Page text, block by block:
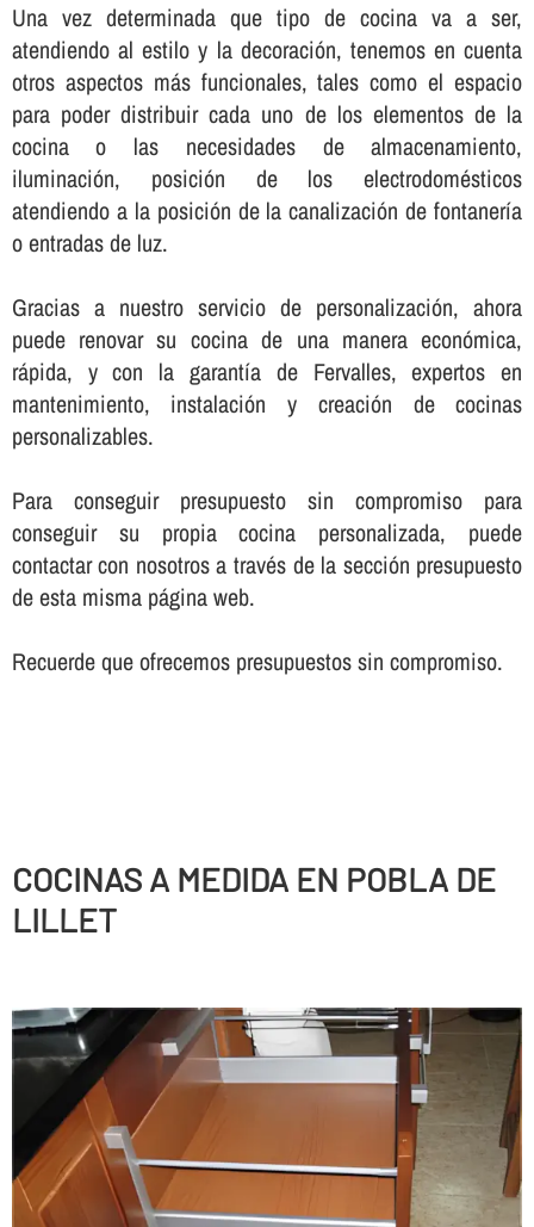
Una vez determinada que tipo de cocina va a ser,
atendiendo al estilo y la decoración, tenemos en cuenta
otros aspectos más funcionales, tales como el espacio
para poder distribuir cada uno de los elementos de la
cocina o las necesidades de almacenamiento,
iluminación, posición de los electrodomésticos
atendiendo a la posición de la canalización de fontanerí­a
o entradas de luz.
Gracias a nuestro servicio de personalización, ahora
puede renovar su cocina de una manera económica,
rápida, y con la garantí­a de Fervalles, expertos en
mantenimiento, instalación y creación de cocinas
personalizables.
Para conseguir presupuesto sin compromiso para
conseguir su propia cocina personalizada, puede
contactar con nosotros a través de la sección presupuesto
de esta misma página web.
Recuerde que ofrecemos presupuestos sin compromiso.
COCINAS A MEDIDA EN POBLA DE
LILLET